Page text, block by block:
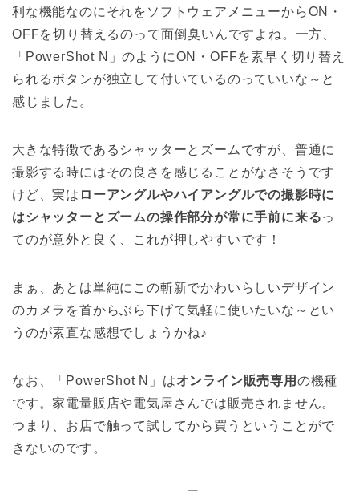
利な機能なのにそれをソフトウェアメニューからON・
OFFを切り替えるのって面倒臭いんですよね。一方、
「PowerShot N」のようにON・OFFを素早く切り替え
られるボタンが独立して付いているのっていいな～と
感じました。
大きな特徴であるシャッターとズームですが、普通に
撮影する時にはその良さを感じることがなさそうです
けど、実は ローアングルやハイアングルでの撮影時に
はシャッターとズームの操作部分が常に手前に来るっ
てのが意外と良く、これが押しやすいです！
まぁ、あとは単純にこの斬新でかわいらしいデザイン
のカメラを首からぶら下げて気軽に使いたいな～とい
うのが素直な感想でしょうかね♪
なお、「PowerShot N」はオンライン販売専用 の機種
です。家電量販店や電気屋さんでは販売されません。
つまり、お店で触って試してから買うということがで
きないのです。